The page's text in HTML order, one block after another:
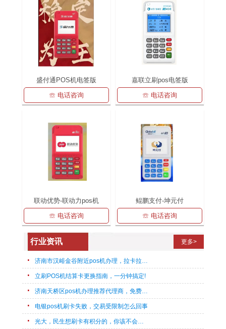
盛付通POS机电签版
☏ 电话咨询
嘉联立刷pos电签版
☏ 电话咨询
联动优势-联动力pos机
☏ 电话咨询
鲲鹏支付-坤元付
☏ 电话咨询
行业资讯 更多>
济南市汉峪金谷附近pos机办理，拉卡拉正规pos上门免费办理！
立刷POS机结算卡更换指南，一分钟搞定!
济南天桥区pos机办理推荐代理商，免费上门办理刷卡机！
电银pos机刷卡失败，交易受限制怎么回事
光大，民生想刷卡有积分的，你该不会不知这几款POS机带积分吧?